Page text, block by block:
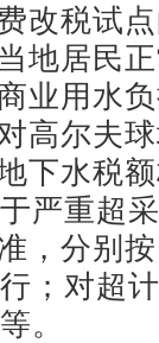
税试点
地居民
业用水
高尔夫
下水税
严重超
，分别
；对超
。